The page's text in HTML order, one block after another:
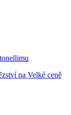
na Velké ceně